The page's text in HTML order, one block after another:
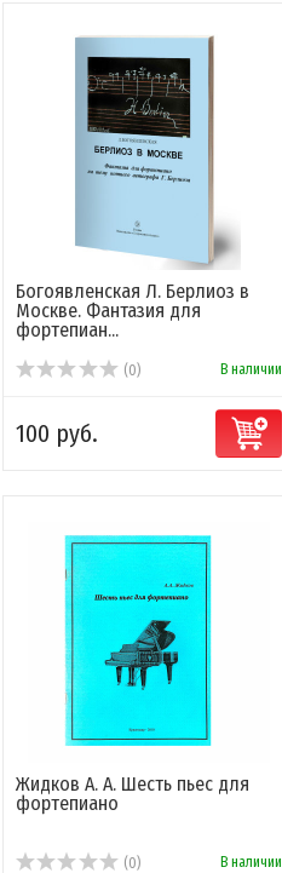
Богоявленская Л. Берлиоз в
Москве. Фантазия для
фортепиан...
(0) В наличии
100 руб.
Жидков А. А. Шесть пьес для
фортепиано
(0) В наличии